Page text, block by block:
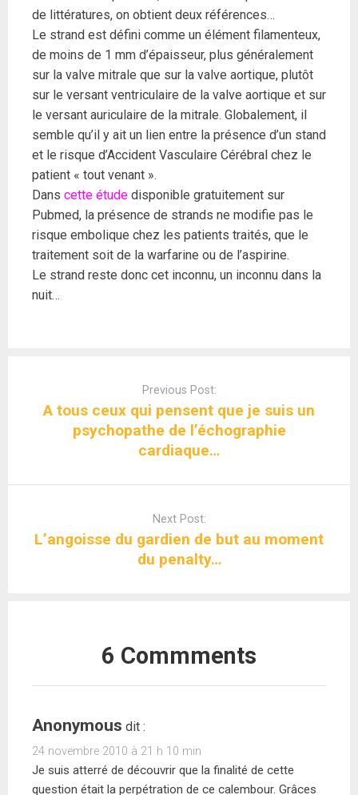
de littératures, on obtient deux références…
Le strand est défini comme un élément filamenteux,
de moins de 1 mm d’épaisseur, plus généralement
sur la valve mitrale que sur la valve aortique, plutôt
sur le versant ventriculaire de la valve aortique et sur
le versant auriculaire de la mitrale. Globalement, il
semble qu’il y ait un lien entre la présence d’un stand
et le risque d’Accident Vasculaire Cérébral chez le
patient « tout venant ».
Dans cette étude disponible gratuitement sur
Pubmed, la présence de strands ne modifie pas le
risque embolique chez les patients traités, que le
traitement soit de la warfarine ou de l’aspirine.
Le strand reste donc cet inconnu, un inconnu dans la
nuit…
Previous Post:
A tous ceux qui pensent que je suis un
psychopathe de l’échographie
cardiaque…
Next Post:
L’angoisse du gardien de but au moment
du penalty…
6 Commments
Anonymous dit :
24 novembre 2010 à 21 h 10 min
Je suis atterré de découvrir que la finalité de cette
question était la perpétration de ce calembour. Grâces